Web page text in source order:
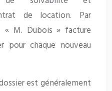
de location. Par
« M. Dubois » facture
pour chaque nouveau
est généralement